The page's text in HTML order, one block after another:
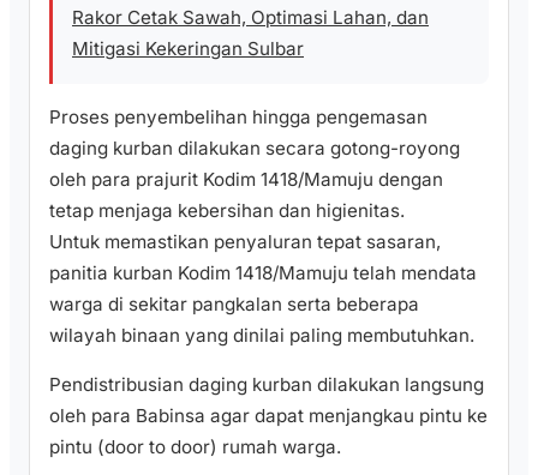
Rakor Cetak Sawah, Optimasi Lahan, dan
Mitigasi Kekeringan Sulbar
​Proses penyembelihan hingga pengemasan
daging kurban dilakukan secara gotong-royong
oleh para prajurit Kodim 1418/Mamuju dengan
tetap menjaga kebersihan dan higienitas.
​Untuk memastikan penyaluran tepat sasaran,
panitia kurban Kodim 1418/Mamuju telah mendata
warga di sekitar pangkalan serta beberapa
wilayah binaan yang dinilai paling membutuhkan.
Pendistribusian daging kurban dilakukan langsung
oleh para Babinsa agar dapat menjangkau pintu ke
pintu (door to door) rumah warga.